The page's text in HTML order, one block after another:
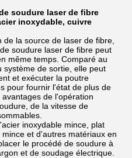
soudure laser de fibre
inoxydable, cuivre
la source de laser de fibre,
soudure laser de fibre peut
même temps. Comparé au
système de sortie, elle peut
et exécuter la poutre
pour fournir l'état de plus de
de l'opération
de la vitesse de
inoxydable mince, plat
et d'autres matériaux en
le procédé de soudure à
et de soudage électrique.